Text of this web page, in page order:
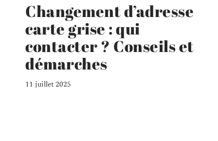
Changement d’adresse
carte grise : qui
contacter ? Conseils et
démarches
11 juillet 2025